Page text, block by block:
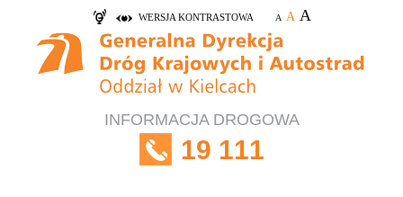
WERSJA KONTRASTOWA A A A
INFORMACJA DROGOWA
19 111